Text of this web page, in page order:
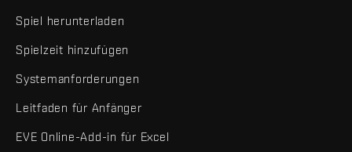
Spiel herunterladen
Spielzeit hinzufügen
Systemanforderungen
Leitfaden für Anfänger
EVE Online-Add-in für Excel